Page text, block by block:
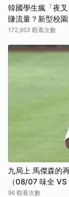
韓國學生瘋「夜
賺流量？新型校
172,953 觀看次數
九局上 馬傑森的
（08/07 味全 VS
96 觀看次數